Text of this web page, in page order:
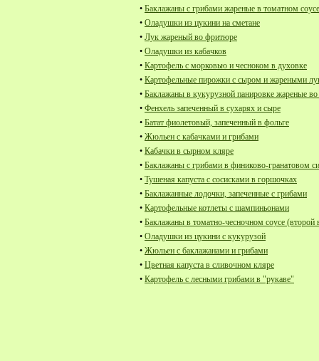
• Баклажаны с грибами жареные в томатном соусе
• Оладушки из цукини на сметане
• Лук жареный во фритюре
• Оладушки из кабачков
• Картофель с морковью и чесноком в духовке
• Картофельные пирожки с сыром и жареными
• Баклажаны в кукурузной панировке жареные
• Фенхель запеченный в сухарях и сыре
• Батат фиолетовый, запеченный в фольге
• Жюльен с кабачками и грибами
• Кабачки в сырном кляре
• Баклажаны с грибами в финиково-гранатовом
• Тушеная капуста с сосисками в горшочках
• Баклажанные лодочки, запеченные с грибами
• Картофельные котлеты с шампиньонами
• Баклажаны в томатно-чесночном соусе (второй
• Оладушки из цукини с кукурузой
• Жюльен с баклажанами и грибами
• Цветная капуста в сливочном кляре
• Картофель с лесными грибами в "рукаве"